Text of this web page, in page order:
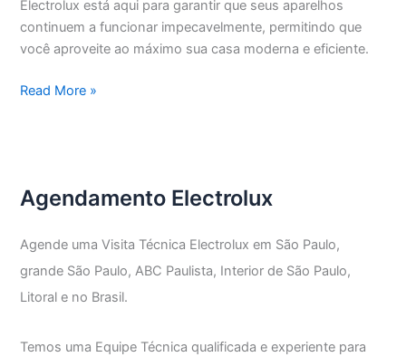
Electrolux está aqui para garantir que seus aparelhos
continuem a funcionar impecavelmente, permitindo que
você aproveite ao máximo sua casa moderna e eficiente.
Assistência
Read More »
Agendamento Electrolux
Agende uma Visita Técnica Electrolux em São Paulo,
grande São Paulo, ABC Paulista, Interior de São Paulo,
Litoral e no Brasil.
Temos uma Equipe Técnica qualificada e experiente para